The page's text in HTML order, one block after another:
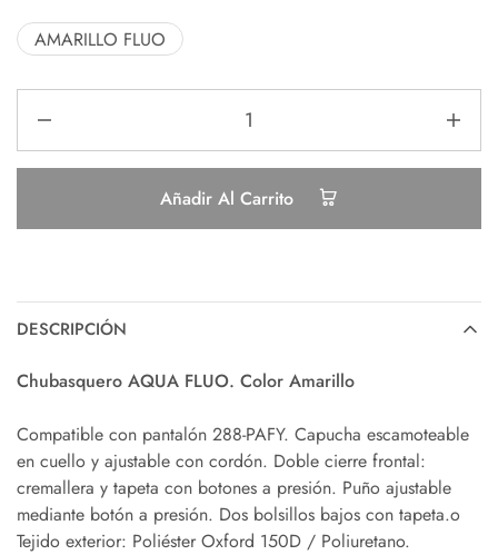
AMARILLO FLUO
Añadir Al Carrito
DESCRIPCIÓN
Chubasquero AQUA FLUO. Color Amarillo
Compatible con pantalón 288-PAFY. Capucha escamoteable
en cuello y ajustable con cordón. Doble cierre frontal:
cremallera y tapeta con botones a presión. Puño ajustable
mediante botón a presión. Dos bolsillos bajos con tapeta.o
Tejido exterior: Poliéster Oxford 150D / Poliuretano.